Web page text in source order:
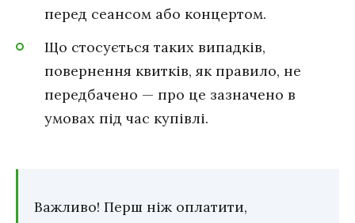
перед сеансом або концертом.
Що стосується таких випадків,
повернення квитків, як правило, не
передбачено — про це зазначено в
умовах під час купівлі.
Важливо! Перш ніж оплатити,